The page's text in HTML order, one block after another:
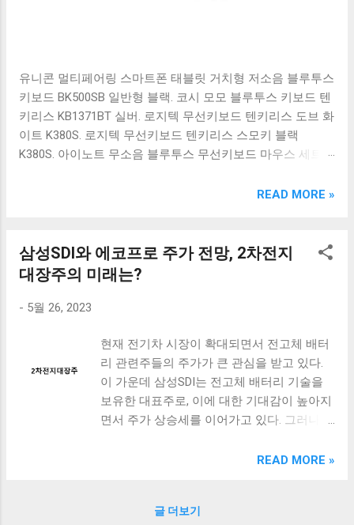
유니콘 멀티페어링 스마트폰 태블릿 거치형 저소음 블루투스
키보드 BK500SB 일반형 블랙. 코시 모모 블루투스 키보드 텐
키리스 KB1371BT 실버. 로지텍 무선키보드 텐키리스 도브 화
이트 K380S. 로지텍 무선키보드 텐키리스 스모키 블랙
K380S. 아이노트 무소음 블루투스 무선키보드 마우스 세트
OABTKBDA 퓨어 화이트. 코시 베이직 블루투스 키보드
랙. 큐센 멤브레인 무선 키보드 블랙 K1000 일반형 블루투스
키보드 구매를 고려하실 때, 추가 할인 혜택을 놓치지 마세요.
다양한 할인 혜택과 빠른배송 혜택을 놓치지 않도록 먼저 확
인해보세요. 추가할인 확인하기 상품 하나를 사더라도 종류
루투스키보드 같은 상품을 고를 때는 더 고민이 많을 수 밖에
없습니다. 다양한 상품들을 상세스펙 과 가격 을 꼼꼼히 비교
해서 구매하실 수 있도록 순위 추천 해드릴게요. 특가상품 보
러가기 추천상품 Best 유니콘 멀티페어링 스마트폰 태블릿
거치형 저소음 블루투스 키보드, BK-500SB, 일반형, 블랙 유
READ MORE »
삼성SDI와 에코프로 주가 전망, 2차전지
대장주의 미래는?
- 5월 26, 2023
현재 전기차 시장이 확대되면서 전고체 배터
리 관련주들의 주가가 큰 관심을 받고 있다.
이 가운데 삼성SDI는 전고체 배터리 기술을
보유한 대표주로, 이에 대한 기대감이 높아지
면서 주가 상승세를 이어가고 있다. 그러나
주들의 주가 전망은 어떨까? 또한, 에코프로
전개될지 궁금한 사람들이 많다. 이번 포스트
READ MORE »
글 더보기